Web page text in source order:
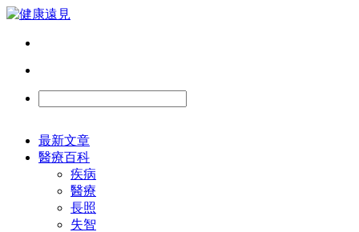
最新文章
醫療百科
疾病
醫療
長照
失智